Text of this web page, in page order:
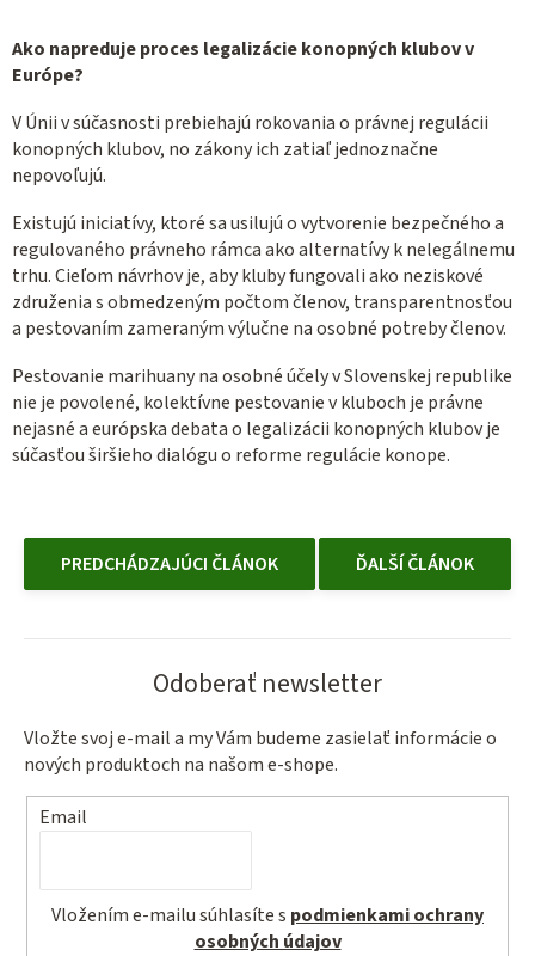
Ako napreduje proces legalizácie konopných klubov v
Európe?
V Únii v súčasnosti prebiehajú rokovania o právnej regulácii
konopných klubov, no zákony ich zatiaľ jednoznačne
nepovoľujú.
Existujú iniciatívy, ktoré sa usilujú o vytvorenie bezpečného a
regulovaného právneho rámca ako alternatívy k nelegálnemu
trhu. Cieľom návrhov je, aby kluby fungovali ako neziskové
združenia s obmedzeným počtom členov, transparentnosťou
a pestovaním zameraným výlučne na osobné potreby členov.
Pestovanie marihuany na osobné účely v Slovenskej republike
nie je povolené, kolektívne pestovanie v kluboch je právne
nejasné a európska debata o legalizácii konopných klubov je
súčasťou širšieho dialógu o reforme regulácie konope.
PREDCHÁDZAJÚCI ČLÁNOK ĎALŠÍ ČLÁNOK
Odoberať newsletter
Vložte svoj e-mail a my Vám budeme zasielať informácie o
nových produktoch na našom e-shope.
Email
Vložením e-mailu súhlasíte s podmienkami ochrany
osobných údajov